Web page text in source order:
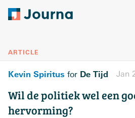
ARTICLE
Kevin Spiritus for De Tijd Jan
Wil de politiek wel een
hervorming?